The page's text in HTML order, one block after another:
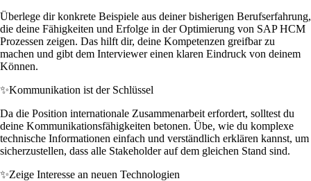
Überlege dir konkrete Beispiele aus deiner bisherigen Berufserfahrung,
die deine Fähigkeiten und Erfolge in der Optimierung von SAP HCM
Prozessen zeigen. Das hilft dir, deine Kompetenzen greifbar zu
machen und gibt dem Interviewer einen klaren Eindruck von deinem
Können.
✨Kommunikation ist der Schlüssel
Da die Position internationale Zusammenarbeit erfordert, solltest du
deine Kommunikationsfähigkeiten betonen. Übe, wie du komplexe
technische Informationen einfach und verständlich erklären kannst, um
sicherzustellen, dass alle Stakeholder auf dem gleichen Stand sind.
✨Zeige Interesse an neuen Technologien